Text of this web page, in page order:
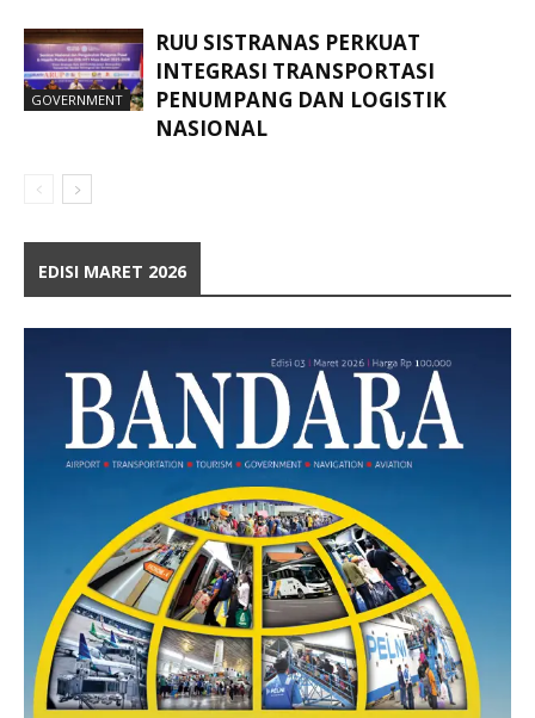
GOVERNMENT
RUU SISTRANAS PERKUAT
INTEGRASI TRANSPORTASI
PENUMPANG DAN LOGISTIK
NASIONAL
EDISI MARET 2026